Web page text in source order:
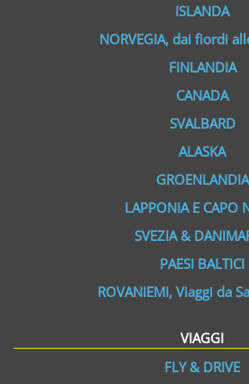
ISLANDA
NORVEGIA, dai fiordi
FINLANDIA
CANADA
SVALBARD
ALASKA
GROENLANDIA
LAPPONIA E CAPO
SVEZIA &
PAESI BALTICI
ROVANIEMI, Viaggi da
VIAGGI
FLY & DRIVE